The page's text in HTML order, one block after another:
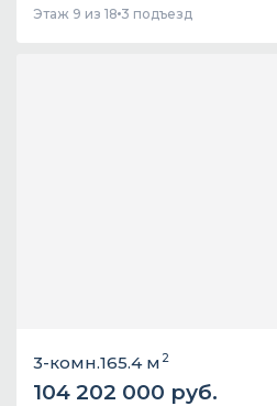
Этаж 9 из 18 3 подъезд
3-комн.165.4 м 2
104 202 000 руб.